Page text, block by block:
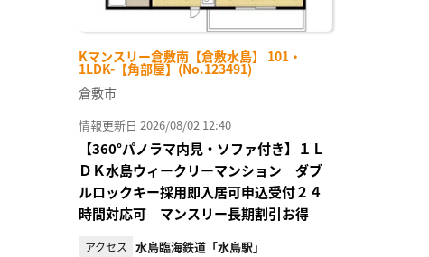
Kマンスリー倉敷南【倉敷水島】 101・
1LDK-【角部屋】(No.123491)
倉敷市
情報更新日 2026/08/02 12:40
【360°パノラマ内見・ソファ付き】１Ｌ
ＤＫ水島ウィークリーマンション ダブ
ルロックキー採用即入居可申込受付２４
時間対応可 マンスリー長期割引お得
アクセス 水島臨海鉄道「水島駅」